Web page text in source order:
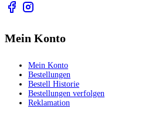
Mein Konto
Mein Konto
Bestellungen
Bestell Historie
Bestellungen verfolgen
Reklamation